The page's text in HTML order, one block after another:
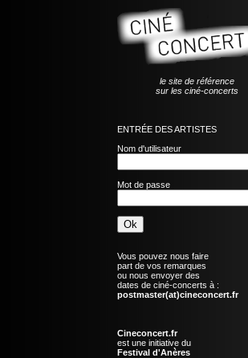
le site de référence
sur les ciné-concerts
ENTRÉE DES ARTISTES
Nom d'utilisateur
Mot de passe
Vous pouvez nous faire
part de vos remarques
ou nous envoyer des
dates de ciné-concerts à :
postmaster(at)cineconcert.fr
Cineconcert.fr
est une initiative du
Festival d'Anères